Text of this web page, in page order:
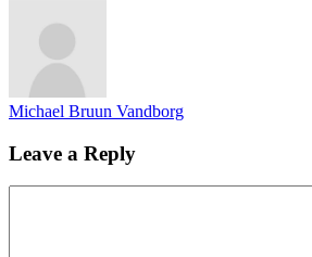
Michael Bruun Vandborg
Leave a Reply